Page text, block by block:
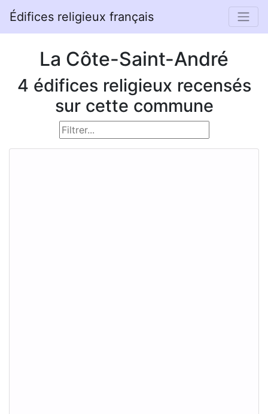
Édifices religieux français
La Côte-Saint-André
4 édifices religieux recensés
sur cette commune